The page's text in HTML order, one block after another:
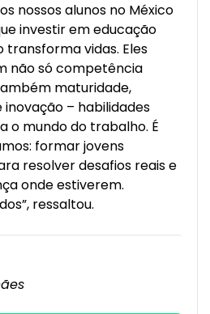
nossos alunos no México
investir em educação
vidas. Eles
não só competência
maturidade,
– habilidades
o mundo do trabalho. É
formar jovens
resolver desafios reais e
onde estiverem.
ressaltou.